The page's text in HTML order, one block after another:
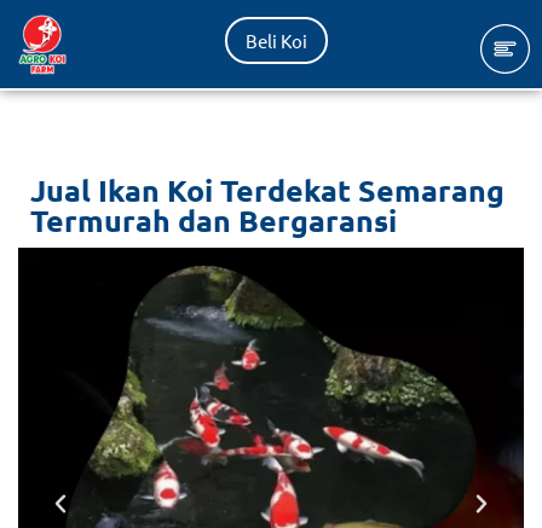
Lompat
ke
Beli Koi
Jual Ikan Koi Terdekat Semarang
Termurah dan Bergaransi